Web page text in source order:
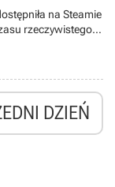
na Steamie
rzeczywistego o
misji,
DZIEŃ